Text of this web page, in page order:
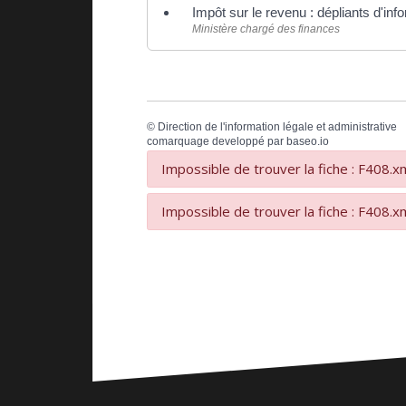
Impôt sur le revenu : dépliants
Ministère chargé des finances
© Direction de l'information légale et administrative
comarquage developpé par baseo.io
Impossible de trouver la fiche :
Impossible de trouver la fiche :